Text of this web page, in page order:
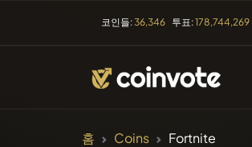
코인들:36,346 투표:178,744,269
홈 Coins Fortnite